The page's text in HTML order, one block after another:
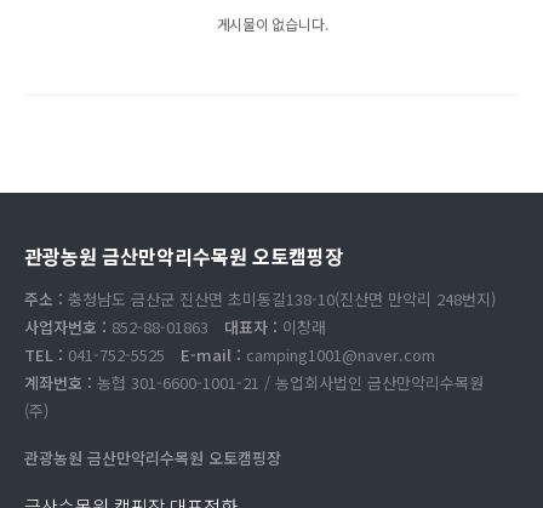
게시물이 없습니다.
관광농원 금산만악리수목원 오토캠핑장
주소 : 충청남도 금산군 진산면 초미동길138-10(진산면 만악리 248번지)
사업자번호 : 852-88-01863 대표자 : 이창래
TEL : 041-752-5525 E-mail : camping1001@naver.com
계좌번호 : 농협 301-6600-1001-21 / 농업회사법인 금산만악리수목원
(주)
관광농원 금산만악리수목원 오토캠핑장